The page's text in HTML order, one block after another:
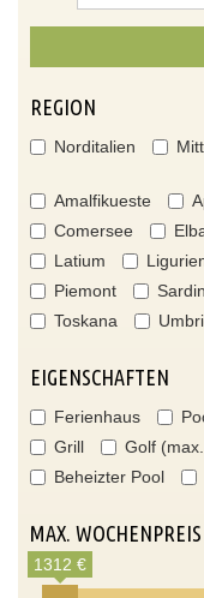
REGION
Norditalien
Amalfikueste
Comersee
Latium
Piemont
Toskana
EIGENSCHAFTEN
Ferienhaus
Grill
Golf
Beheizter Pool
MAX. WOCHENPREIS
1312 €